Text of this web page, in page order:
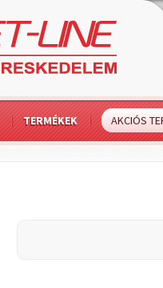
TERMÉKEK AKCIÓS